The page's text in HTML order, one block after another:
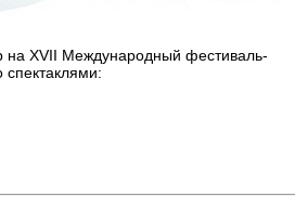
на XVII Международный фестиваль-